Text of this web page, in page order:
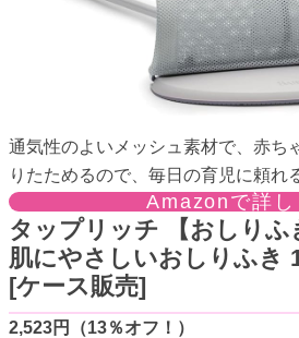
通気性のよいメッシュ素材で、赤ち
りたためるので、毎日の育児に頼れ
Amazonで詳し
タップリッチ 【おしりふ
肌にやさしいおしりふき
[ケース販売]
2,523円（13％オフ！）